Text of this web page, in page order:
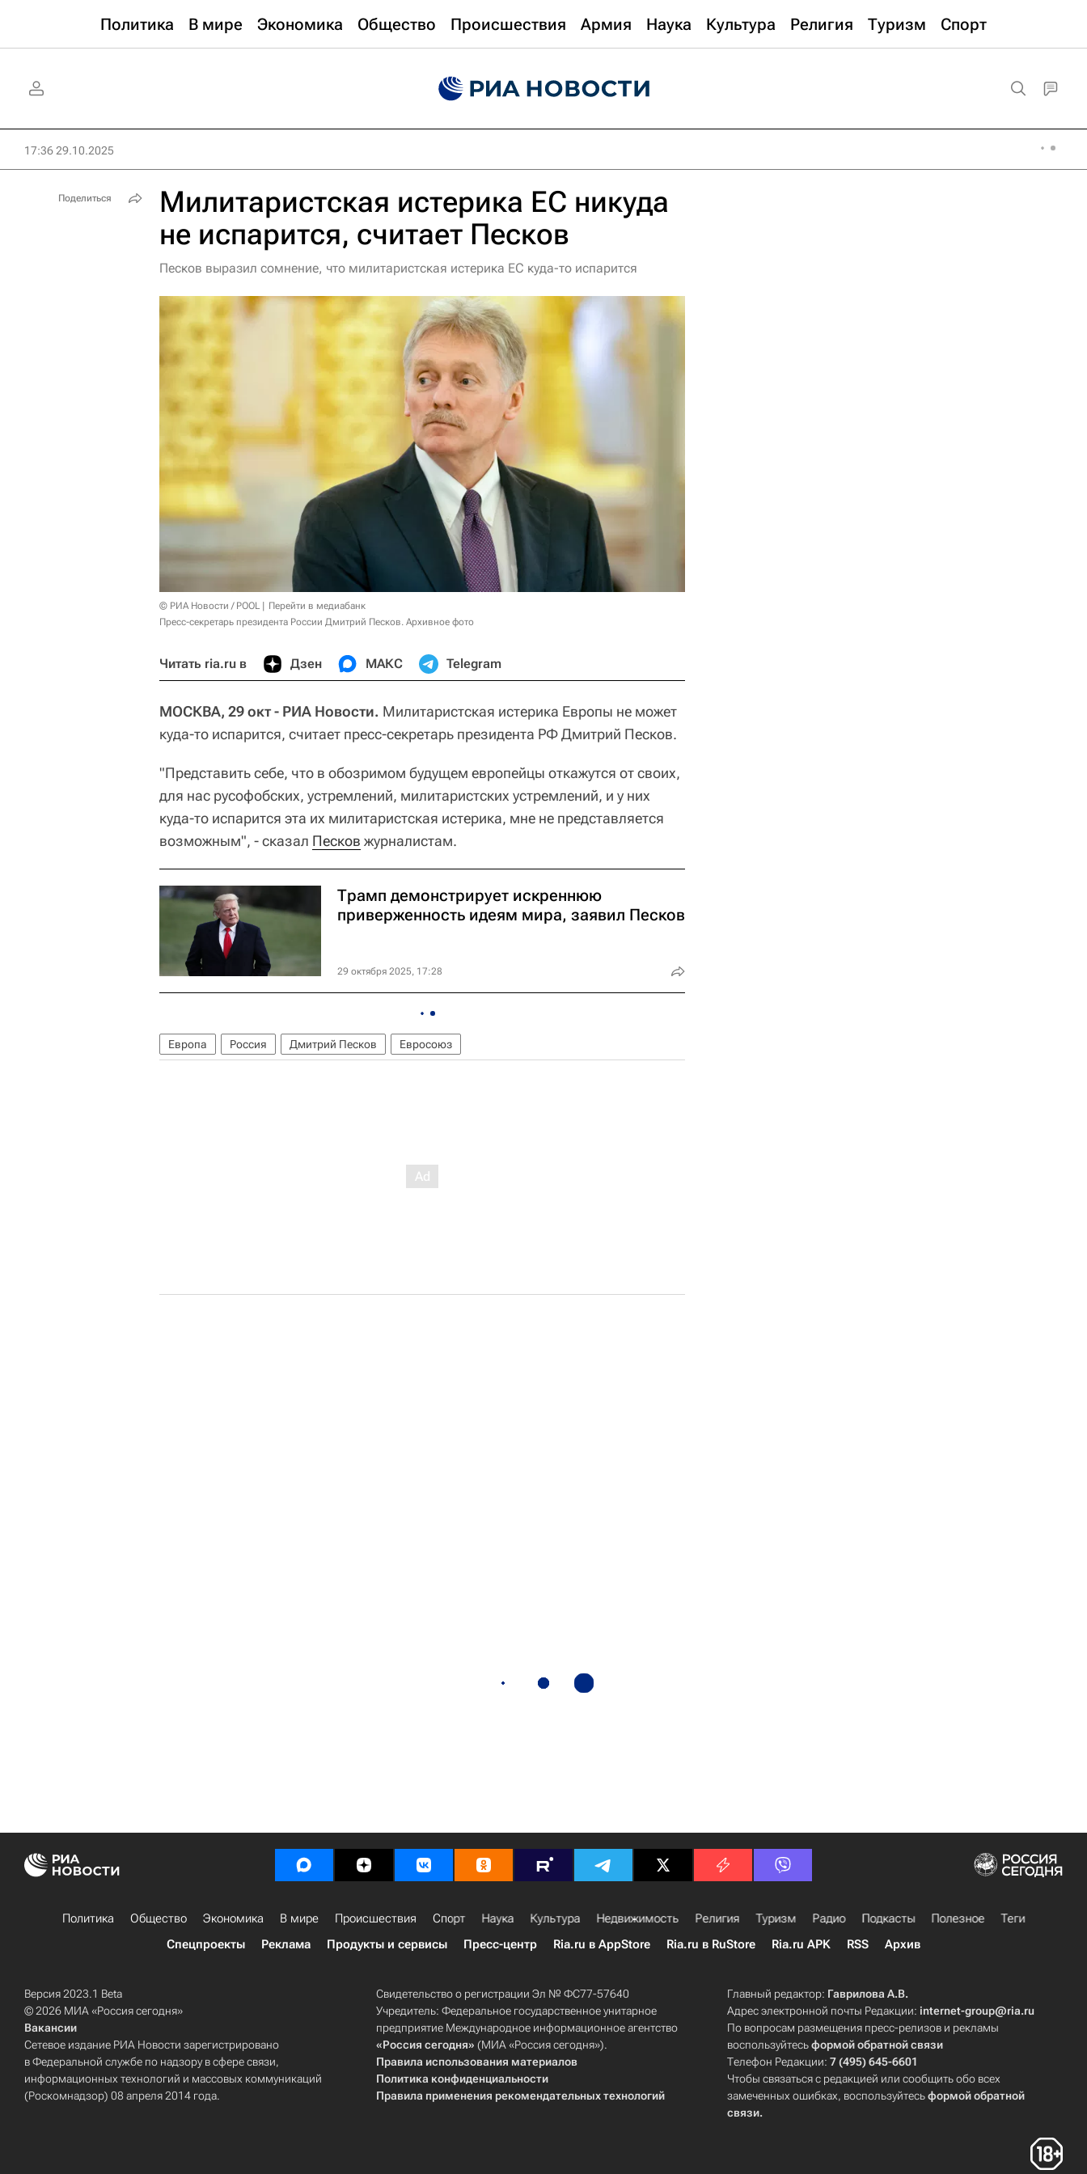
Политика В мире Экономика Общество Происшествия Армия Наука Культура Религия Туризм Спорт
17:36 29.10.2025
Милитаристская истерика ЕС никуда
не испарится, считает Песков
Песков выразил сомнение, что милитаристская истерика ЕС куда-то испарится
© РИА Новости / POOL
Перейти в медиабанк
Пресс-секретарь президента России Дмитрий Песков. Архивное фото
Читать ria.ru в Дзен МАКС Telegram
МОСКВА, 29 окт - РИА Новости. Милитаристская истерика Европы не может
куда-то испарится, считает пресс-секретарь президента РФ Дмитрий Песков.
"Представить себе, что в обозримом будущем европейцы откажутся от своих,
для нас русофобских, устремлений, милитаристских устремлений, и у них
куда-то испарится эта их милитаристская истерика, мне не представляется
возможным", - сказал Песков журналистам.
Трамп демонстрирует искреннюю
приверженность идеям мира, заявил Песков
29 октября 2025, 17:28
Европа Россия Дмитрий Песков Евросоюз
Поделиться
Политика Общество Экономика В мире Происшествия Спорт Наука Культура Недвижимость Религия Туризм Радио Подкасты Полезное
Теги
Спецпроекты
Реклама Продукты и сервисы Пресс-центр Ria.ru в AppStore Ria.ru в RuStore Ria.ru APK RSS Архив
Версия 2023.1 Beta
© 2026 МИА «Россия сегодня»
Вакансии
Сетевое издание РИА Новости зарегистрировано
в Федеральной службе по надзору в сфере связи,
информационных технологий и массовых коммуникаций
(Роскомнадзор) 08 апреля 2014 года.
Свидетельство о регистрации Эл № ФС77-57640
Учредитель: Федеральное государственное унитарное
предприятие Международное информационное агентство
«Россия сегодня» (МИА «Россия сегодня»).
Правила использования материалов
Политика конфиденциальности
Правила применения рекомендательных технологий
Главный редактор: Гаврилова А.В.
Адрес электронной почты Редакции:internet-group@ria.ru
По вопросам размещения пресс-релизов и рекламы
воспользуйтесьформой обратной связи
Телефон Редакции:7 (495) 645-6601
Чтобы связаться с редакцией или сообщить обо всех
замеченных ошибках, воспользуйтесьформой обратной
связи.